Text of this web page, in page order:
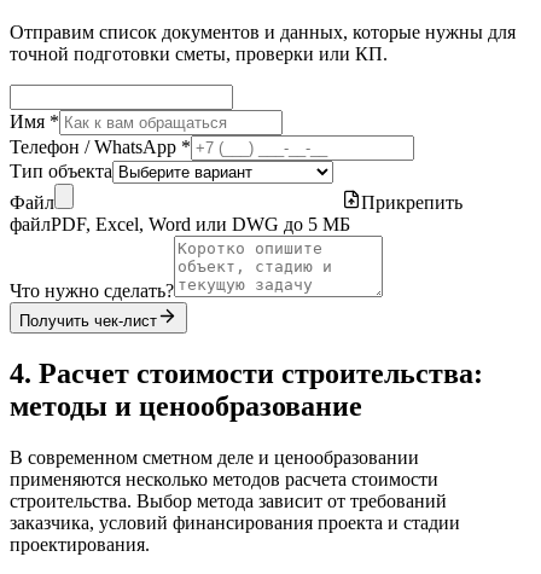
Отправим список документов и данных, которые нужны для
точной подготовки сметы, проверки или КП.
Имя *
Телефон / WhatsApp *
Тип объекта
Файл
Прикрепить
файлPDF, Excel, Word или DWG до 5 МБ
Что нужно сделать?
Получить чек-лист
4. Расчет стоимости строительства:
методы и ценообразование
В современном сметном деле и ценообразовании
применяются несколько методов расчета стоимости
строительства. Выбор метода зависит от требований
заказчика, условий финансирования проекта и стадии
проектирования.